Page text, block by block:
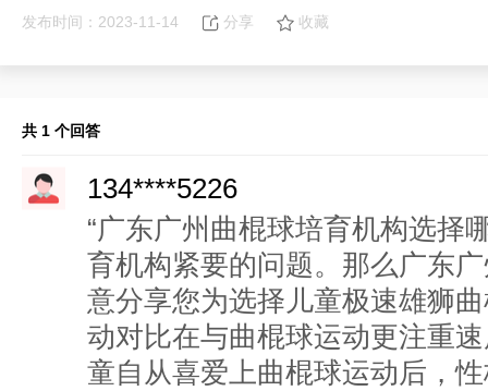
发布时间：2023-11-14 分享 收藏
共 1 个回答
134****5226
“广东广州曲棍球培育机构选择
育机构紧要的问题。那么广东
意分享您为选择儿童极速雄狮
动对比在与曲棍球运动更注重
童自从喜爱上曲棍球运动后，